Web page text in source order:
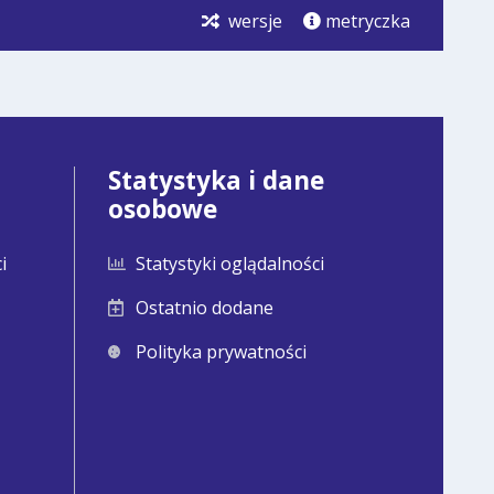
wersje metryczka
Statystyka i dane
osobowe
Statystyki oglądalności
Ostatnio dodane
Polityka prywatności